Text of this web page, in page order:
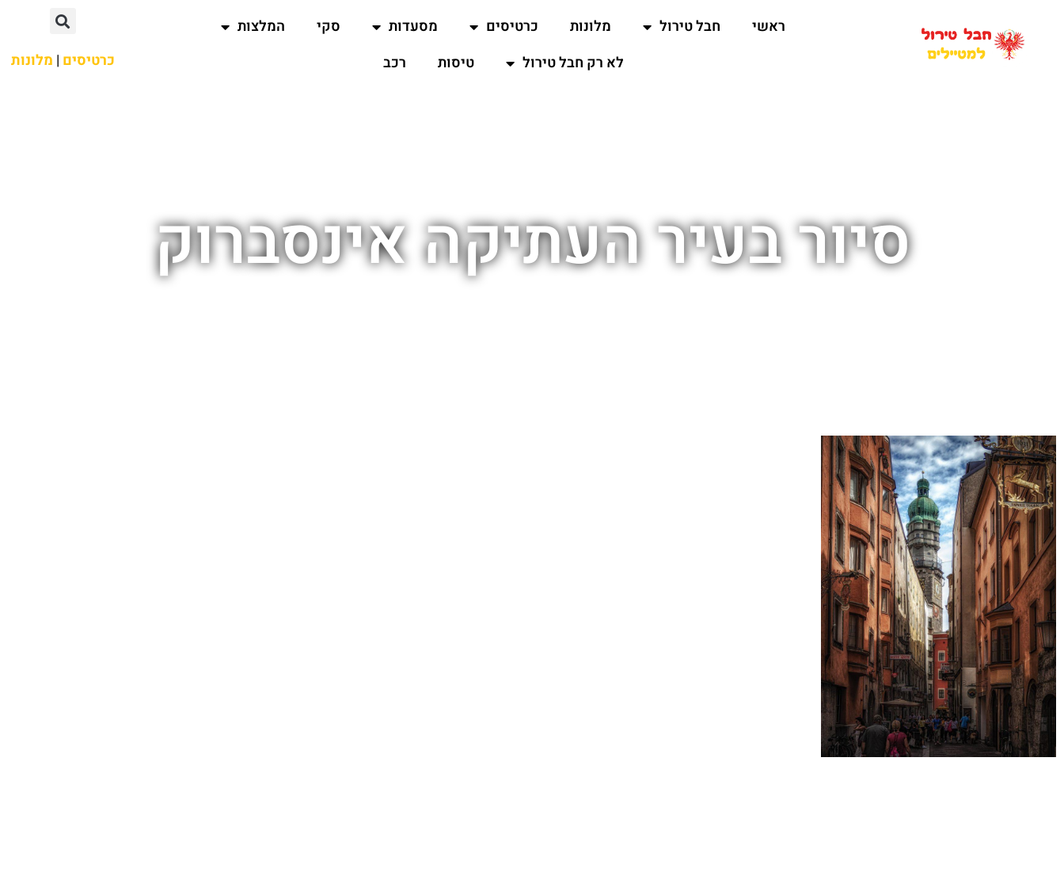
ראשי חבל טירול מלונות כרטיסים מסעדות סקי
המלצות
לא רק חבל טירול
טיסות רכב כרטיסים | מלונות
סיור בעיר העתיקה אינסברוק